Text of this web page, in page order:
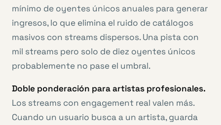
mínimo de oyentes únicos anuales para generar
ingresos, lo que elimina el ruido de catálogos
masivos con streams dispersos. Una pista con
mil streams pero solo de diez oyentes únicos
probablemente no pase el umbral.
Doble ponderación para artistas profesionales.
Los streams con engagement real valen más.
Cuando un usuario busca a un artista, guarda